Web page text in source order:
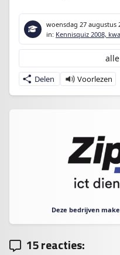
woensdag 27 augustus
in: Kennisquiz 2008,
Delen
Deze bedrijven
15 reacties: